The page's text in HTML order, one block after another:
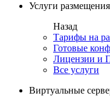
Услуги размещения
Назад
Тарифы на
Готовые
Лицензии и
Все услуги
Виртуальные